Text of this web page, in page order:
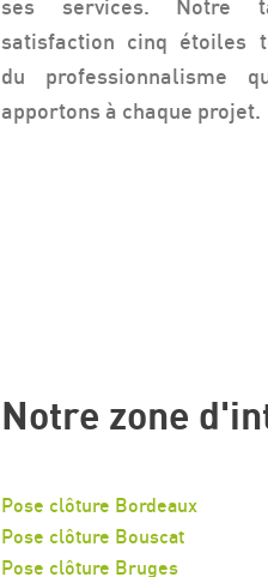
ses services. Notre
satisfaction cinq étoiles
du professionnalisme
apportons à chaque projet.
Notre zone
Pose clôture Bordeaux
Pose clôture Bouscat
Pose clôture Bruges